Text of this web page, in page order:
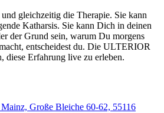
gleichzeitig die Therapie. Sie kann
Katharsis. Sie kann Dich in deinen
der Grund sein, warum Du morgens
entscheidest du. Die ULTERIOR
diese Erfahrung live zu erleben.
Große Bleiche 60-62, 55116